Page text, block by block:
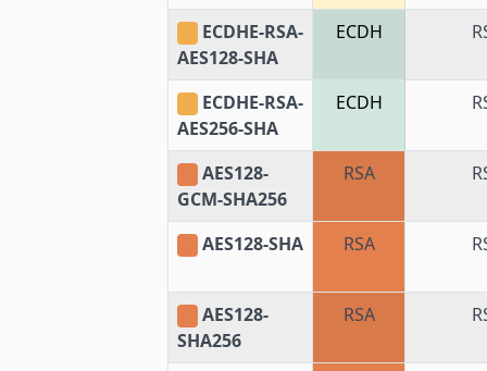
ECDHE-RSA-
AES128-SHA
ECDH
ECDHE-RSA-
AES256-SHA
ECDH
AES128-
GCM-SHA256
RSA
AES128-SHA RSA
AES128-
SHA256
RSA